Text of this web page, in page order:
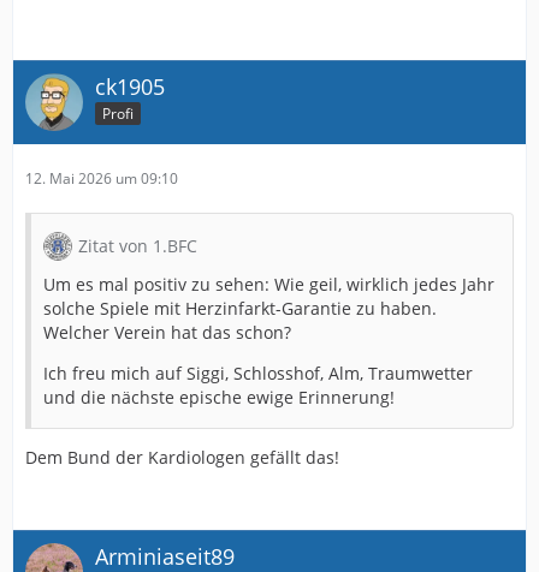
ck1905
Profi
12. Mai 2026 um 09:10
Zitat von 1.BFC
Um es mal positiv zu sehen: Wie geil, wirklich jedes Jahr
solche Spiele mit Herzinfarkt-Garantie zu haben.
Welcher Verein hat das schon?
Ich freu mich auf Siggi, Schlosshof, Alm, Traumwetter
und die nächste epische ewige Erinnerung!
Dem Bund der Kardiologen gefällt das!
Arminiaseit89